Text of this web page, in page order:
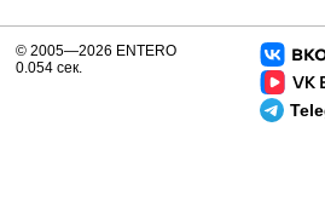
© 2005—2026 ENTERO
0.054 сек.